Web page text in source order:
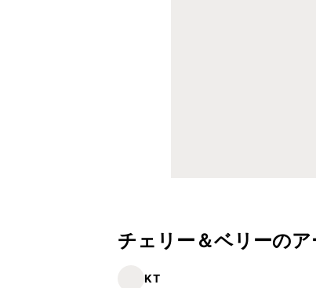
チェリー＆ベリーの
KT